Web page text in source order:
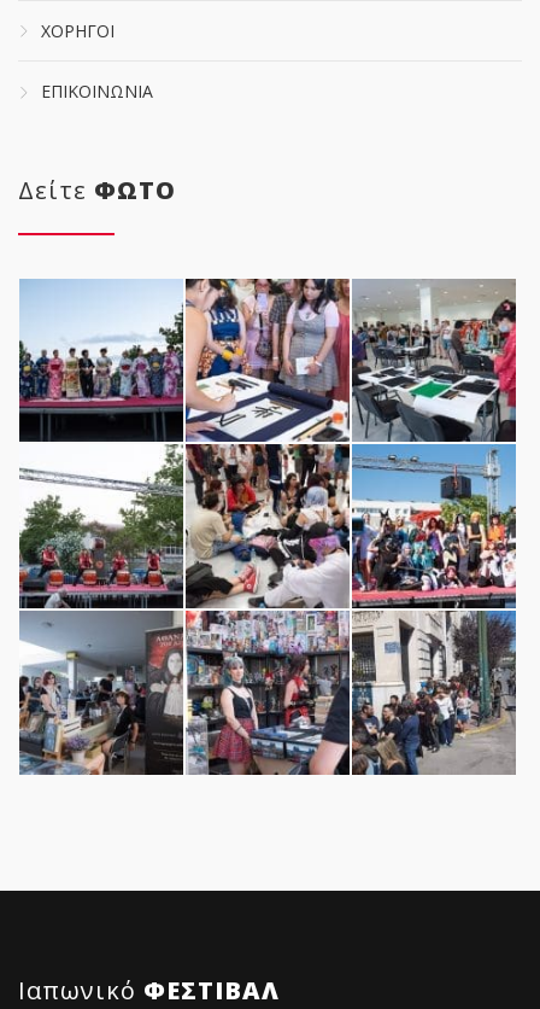
ΧΟΡΗΓΟΙ
ΕΠΙΚΟΙΝΩΝΙΑ
Δείτε ΦΩΤΟ
Ιαπωνικό ΦΕΣΤΙΒΑΛ